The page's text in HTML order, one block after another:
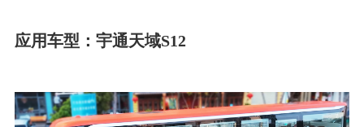
应用车型：宇通天域S12